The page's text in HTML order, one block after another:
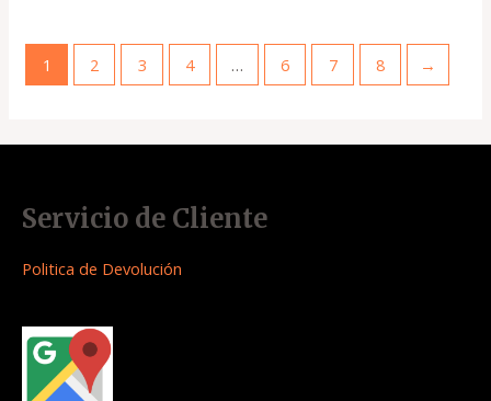
1 2 3 4 … 6 7 8 →
Servicio de Cliente
Politica de Devolución